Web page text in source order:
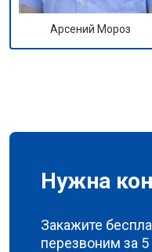
Арсений Мороз
Нужна
Закажите
перезвоним за